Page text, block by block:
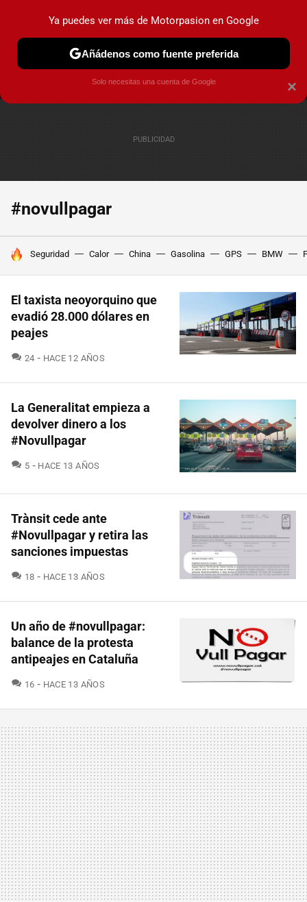
MENÚ NUEVO
COCHES ELÉCTRICOS OBSERVATORIO
#novullpagar
HOY SE HABLA DE
Seguridad Calor China Gasolina GPS BMW
El taxista neoyorquino que
evadió 28.000 dólares en
peajes
24 COMENTARIOS
HACE 12 AÑOS
La Generalitat empieza a
devolver dinero a los
#Novullpagar
5 COMENTARIOS
HACE 13 AÑOS
Trànsit cede ante
#Novullpagar y retira las
sanciones impuestas
18 COMENTARIOS
HACE 13 AÑOS
Un año de #novullpagar:
balance de la protesta
antipeajes en Cataluña
16 COMENTARIOS
HACE 13 AÑOS
×
Ya puedes ver más de Motorpasion en Google
Añádenos como fuente preferida
Solo necesitas una cuenta de Google